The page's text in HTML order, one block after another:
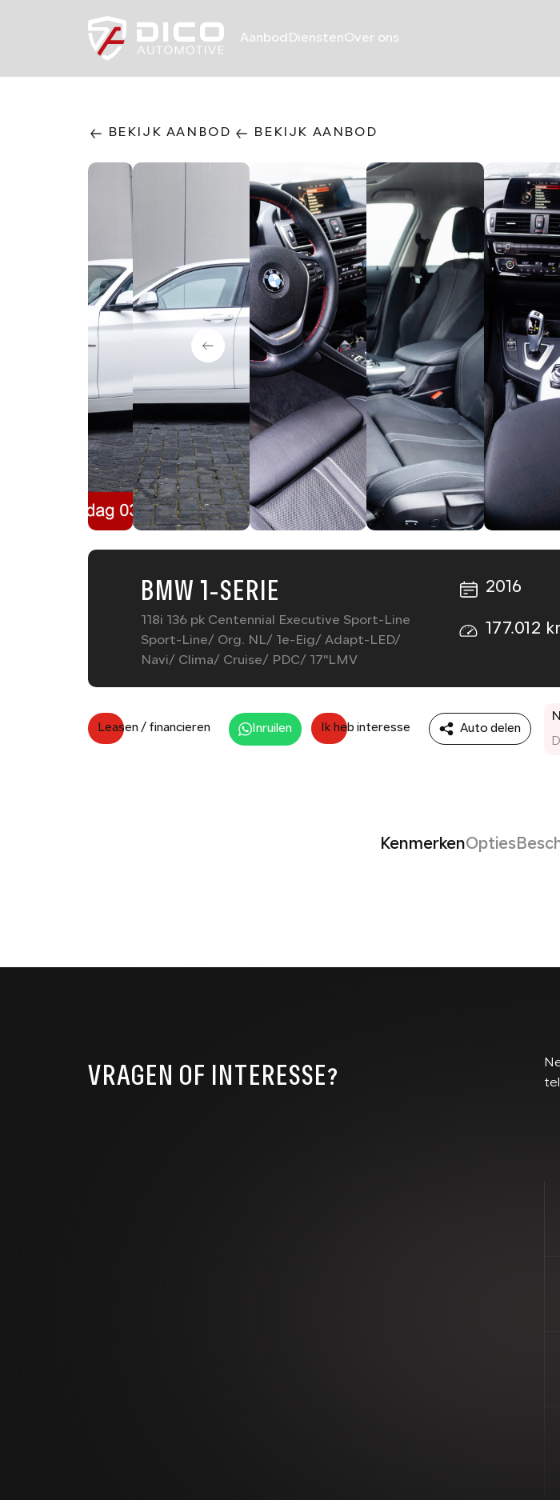
Aanbod DienstenOver ons
BEKIJK AANBOD BEKIJK AANBOD
BMW 1-SERIE
118i 136 pk Centennial Executive Sport-Line
Sport-Line/ Org. NL/ 1e-Eig/ Adapt-LED/
Navi/ Clima/ Cruise/ PDC/ 17''LMV
2016
177.012
Leasen / financieren Inruilen Ik heb interesse Auto delen
KenmerkenOpties
VRAGEN OF INTERESSE?